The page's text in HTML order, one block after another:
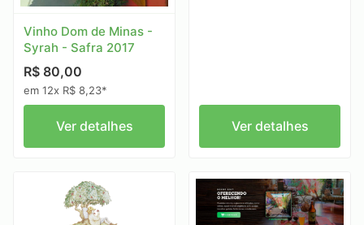
Vinho Dom de Minas -
Syrah - Safra 2017
R$ 80,00
em 12x R$ 8,23*
Ver detalhes Ver detalhes